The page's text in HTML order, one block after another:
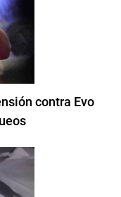
contra Evo